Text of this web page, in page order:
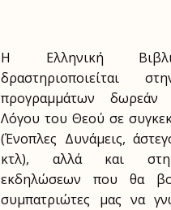
Η Ελληνική
δραστηριοποιείται
προγραμμάτων δωρεάν
Λόγου του Θεού σε
(Ένοπλες Δυνάμεις,
κτλ), αλλά και στη
εκδηλώσεων που θα
συμπατριώτες μας να